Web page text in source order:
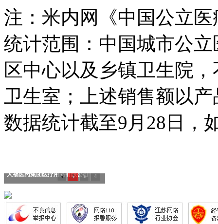
注：米内网《中国公立
统计范围：中国城市公
区中心以及乡镇卫生院
卫生室；上述销售额以
数据统计截至9月28日，
人福医药集团医疗用品有限公司
1 2 3 4